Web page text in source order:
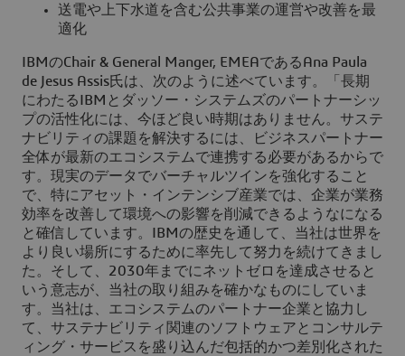
送電や上下水道を含む公共事業の運営や改善を最
適化
IBMのChair & General Manger, EMEAであるAna Paula
de Jesus Assis氏は、次のように述べています。「長期
にわたるIBMとダッソー・システムズのパートナーシッ
プの活性化には、今ほど良い時期はありません。サステ
ナビリティの課題を解決するには、ビジネスパートナー
全体が最新のエコシステムで連携する必要があるからで
す。現実のデータでバーチャルツインを強化すること
で、特にアセット・インテンシブ産業では、企業が業務
効率を改善して環境への影響を削減できるようなになる
と確信しています。IBMの歴史を通して、当社は世界を
より良い場所にするために率先して努力を続けてきまし
た。そして、2030年までにネットゼロを達成させると
いう意志が、当社の取り組みを確かなものにしていま
す。当社は、エコシステムのパートナー企業と協力し
て、サステナビリティ関連のソフトウェアとコンサルテ
ィング・サービスを盛り込んだ包括的かつ差別化された